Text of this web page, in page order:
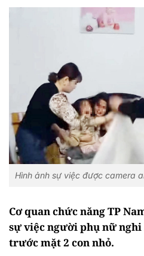
Hình ảnh sự việc được camera
Cơ quan chức năng TP
sự việc người phụ nữ nghi
trước mặt 2 con nhỏ.